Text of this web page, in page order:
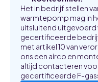
Het in bedrijf stellen
warmtepomp mag in
uitsluitend
gecertificeerde
met artikel 10 van
ons een airco en
altijd contacteren
gecertificeerde F-